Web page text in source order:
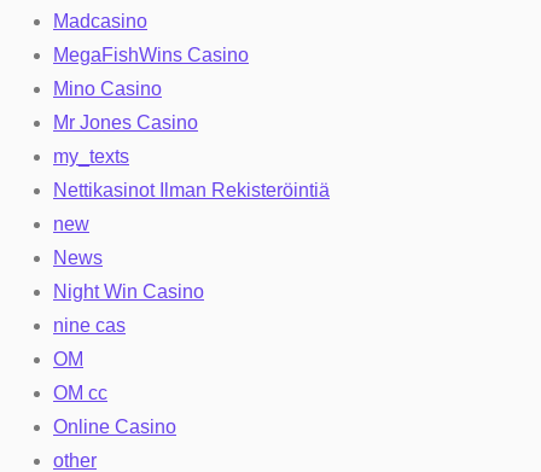
Madcasino
MegaFishWins Casino
Mino Casino
Mr Jones Casino
my_texts
Nettikasinot Ilman Rekisteröintiä
new
News
Night Win Casino
nine cas
OM
OM cc
Online Casino
other